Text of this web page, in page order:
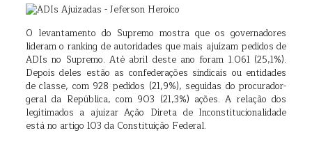
O levantamento do Supremo mostra que os governadores
lideram o ranking de autoridades que mais ajuízam pedidos de
ADIs no Supremo. Até abril deste ano foram 1.061 (25,1%).
Depois deles estão as confederações sindicais ou entidades
de classe, com 928 pedidos (21,9%), seguidas do procurador-
geral da República, com 903 (21,3%) ações. A relação dos
legitimados a ajuizar Ação Direta de Inconstitucionalidade
está no artigo 103 da Constituição Federal.